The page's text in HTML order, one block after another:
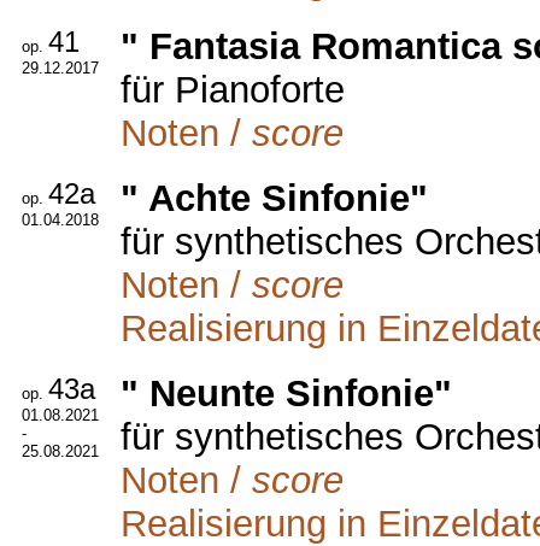
op. 41
29.12.2017
" Fantasia Romantica
für Pianoforte
Noten / score
op. 42a
01.04.2018
" Achte Sinfonie"
für synthetisches
Noten / score
Realisierung in
op. 43a
01.08.2021
-
25.08.2021
" Neunte Sinfonie"
für synthetisches
Noten / score
Realisierung in